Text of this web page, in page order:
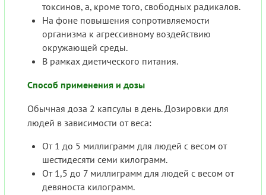
токсинов, а, кроме того, свободных радикалов.
На фоне повышения сопротивляемости
организма к агрессивному воздействию
окружающей среды.
В рамках диетического питания.
Способ применения и дозы
Обычная доза 2 капсулы в день. Дозировки для
людей в зависимости от веса:
От 1 до 5 миллиграмм для людей с весом от
шестидесяти семи килограмм.
От 1,5 до 7 миллиграмм для людей с весом от
девяноста килограмм.